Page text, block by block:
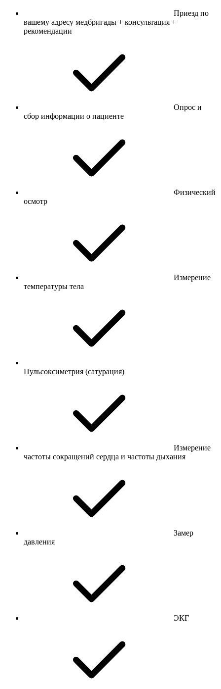
Приезд по
вашему адресу медбригады + консультация +
рекомендации
Опрос и
сбор информации о пациенте
Физический
осмотр
Измерение
температуры тела
Пульсоксиметрия (сатурация)
Измерение
частоты сокращений сердца и частоты дыхания
Замер
давления
ЭКГ